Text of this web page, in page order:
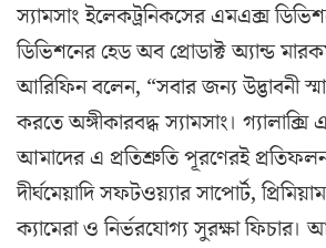
স্যামসাং ইলেকট্রনিকসের এমএক্স
ডিভিশনের হেড অব প্রোডাক্ট অ্যান্ড
আরিফিন বলেন, “সবার জন্য উদ্ভাবনী
করতে অঙ্গীকারবদ্ধ স্যামসাং।
আমাদের এ প্রতিশ্রুতি পূরণেরই
দীর্ঘমেয়াদি সফটওয়্যার সাপোর্ট,
ক্যামেরা ও নির্ভরযোগ্য সুরক্ষা ফিচার।